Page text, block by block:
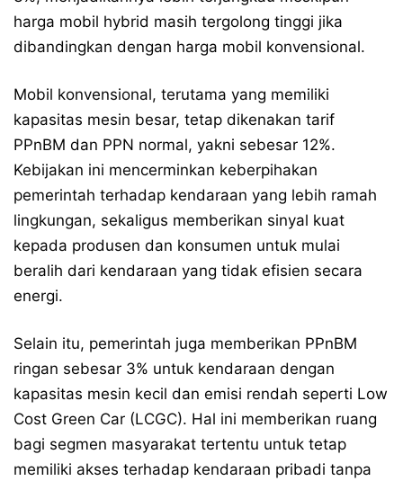
harga mobil hybrid masih tergolong tinggi jika
dibandingkan dengan harga mobil konvensional.
Mobil konvensional, terutama yang memiliki
kapasitas mesin besar, tetap dikenakan tarif
PPnBM dan PPN normal, yakni sebesar 12%.
Kebijakan ini mencerminkan keberpihakan
pemerintah terhadap kendaraan yang lebih ramah
lingkungan, sekaligus memberikan sinyal kuat
kepada produsen dan konsumen untuk mulai
beralih dari kendaraan yang tidak efisien secara
energi.
Selain itu, pemerintah juga memberikan PPnBM
ringan sebesar 3% untuk kendaraan dengan
kapasitas mesin kecil dan emisi rendah seperti Low
Cost Green Car (LCGC). Hal ini memberikan ruang
bagi segmen masyarakat tertentu untuk tetap
memiliki akses terhadap kendaraan pribadi tanpa